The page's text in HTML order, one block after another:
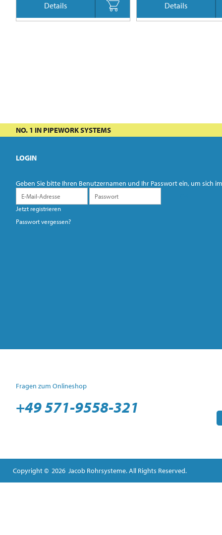
Details Details
NO. 1 IN PIPEWORK SYSTEMS
LOGIN
Geben Sie bitte Ihren Benutzernamen und Ihr Passwort ein, um sich
Jetzt registrieren
Passwort vergessen?
Fragen zum Onlineshop
+49 571-9558-321
Copyright © 2026 Jacob Rohrsysteme. All Rights Reserved.